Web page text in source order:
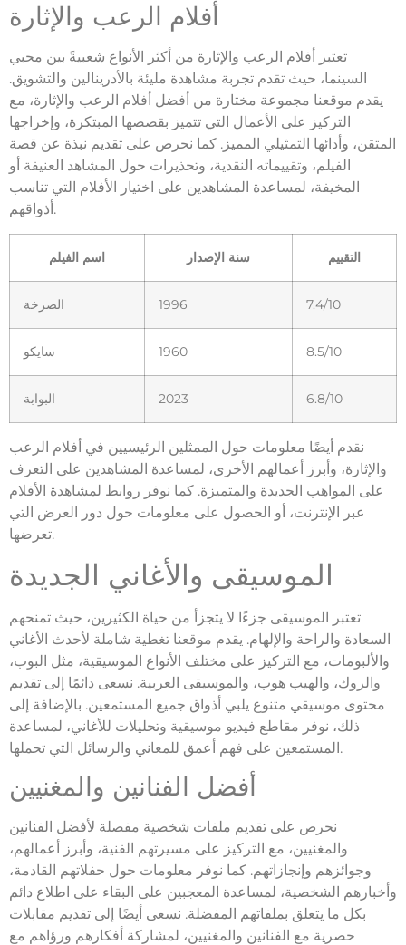
أفلام الرعب والإثارة
تعتبر أفلام الرعب والإثارة من أكثر الأنواع شعبيةً بين محبي
السينما، حيث تقدم تجربة مشاهدة مليئة بالأدرينالين والتشويق.
يقدم موقعنا مجموعة مختارة من أفضل أفلام الرعب والإثارة، مع
التركيز على الأعمال التي تتميز بقصصها المبتكرة، وإخراجها
المتقن، وأدائها التمثيلي المميز. كما نحرص على تقديم نبذة عن قصة
الفيلم، وتقييماته النقدية، وتحذيرات حول المشاهد العنيفة أو
المخيفة، لمساعدة المشاهدين على اختيار الأفلام التي تناسب
أذواقهم.
اسم الفيلم سنة الإصدار التقييم
الصرخة 1996 7.4/10
سايكو 1960 8.5/10
البوابة 2023 6.8/10
نقدم أيضًا معلومات حول الممثلين الرئيسيين في أفلام الرعب
والإثارة، وأبرز أعمالهم الأخرى، لمساعدة المشاهدين على التعرف
على المواهب الجديدة والمتميزة. كما نوفر روابط لمشاهدة الأفلام
عبر الإنترنت، أو الحصول على معلومات حول دور العرض التي
تعرضها.
الموسيقى والأغاني الجديدة
تعتبر الموسيقى جزءًا لا يتجزأ من حياة الكثيرين، حيث تمنحهم
السعادة والراحة والإلهام. يقدم موقعنا تغطية شاملة لأحدث الأغاني
والألبومات، مع التركيز على مختلف الأنواع الموسيقية، مثل البوب،
والروك، والهيب هوب، والموسيقى العربية. نسعى دائمًا إلى تقديم
محتوى موسيقي متنوع يلبي أذواق جميع المستمعين. بالإضافة إلى
ذلك، نوفر مقاطع فيديو موسيقية وتحليلات للأغاني، لمساعدة
المستمعين على فهم أعمق للمعاني والرسائل التي تحملها.
أفضل الفنانين والمغنيين
نحرص على تقديم ملفات شخصية مفصلة لأفضل الفنانين
والمغنيين، مع التركيز على مسيرتهم الفنية، وأبرز أعمالهم،
وجوائزهم وإنجازاتهم. كما نوفر معلومات حول حفلاتهم القادمة،
وأخبارهم الشخصية، لمساعدة المعجبين على البقاء على اطلاع دائم
بكل ما يتعلق بملفاتهم المفضلة. نسعى أيضًا إلى تقديم مقابلات
حصرية مع الفنانين والمغنيين، لمشاركة أفكارهم ورؤاهم مع